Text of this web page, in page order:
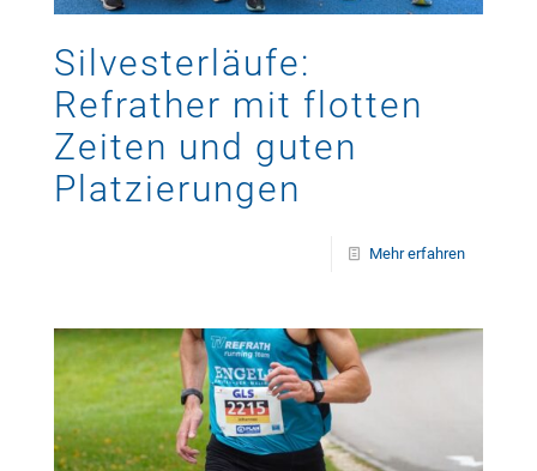
Silvesterläufe:
Refrather mit flotten
Zeiten und guten
Platzierungen
Mehr erfahren